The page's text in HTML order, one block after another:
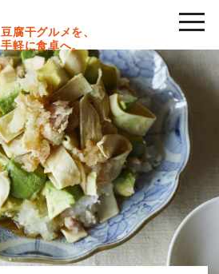
豆腐干グルメを、
手軽に食卓へ。
toggle